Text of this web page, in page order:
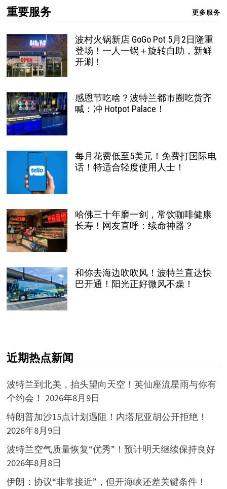
重要服务 更多服务
波村火锅新店 GoGo Pot 5月2日隆重
登场！一人一锅＋旋转自助，新鲜
开涮！
感恩节吃啥？波特兰都市圈吃货齐
喊：冲 Hotpot Palace！
每月花费低至5美元！免费打国际电
话！特适合轻度使用人士！
哈佛三十年磨一剑，常饮咖啡健康
长寿！网友直呼：续命神器？
和你去海边吹吹风！波特兰直达快
巴开通！阳光正好微风不燥！
近期热点新闻
波特兰到北美，抬头望向天空！英仙座流星雨与你有
个约会！ 2026年8月9日
特朗普加沙15点计划遇阻！内塔尼亚胡公开拒绝！
2026年8月9日
波特兰空气质量恢复“优秀”！预计明天继续保持良好
2026年8月8日
伊朗：协议“非常接近”，但开海峡还差关键条件！